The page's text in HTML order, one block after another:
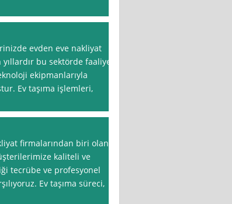
evden eve nakliyat
bu sektörde faaliyet
ekipmanlarıyla
Ev taşıma işlemleri,
firmalarından biri olan
kaliteli ve
tecrübe ve profesyonel
Ev taşıma süreci,